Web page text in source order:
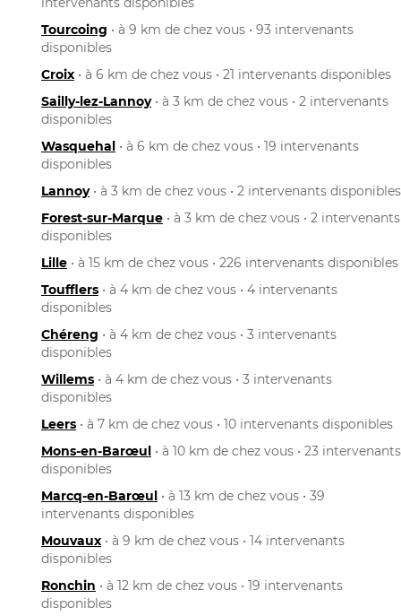
Tourcoing • à 9 km de chez vous • 93 intervenants
disponibles
Croix • à 6 km de chez vous • 21 intervenants disponibles
Sailly-lez-Lannoy• à 3 km de chez vous • 2 intervenants
disponibles
Wasquehal • à 6 km de chez vous • 19 intervenants
disponibles
Lannoy• à 3 km de chez vous • 2 intervenants disponibles
Forest-sur-Marque • à 3 km de chez vous • 2 intervenants
disponibles
Lille • à 15 km de chez vous • 226 intervenants disponibles
Toufflers • à 4 km de chez vous • 4 intervenants
disponibles
Chéreng • à 4 km de chez vous • 3 intervenants
disponibles
Willems • à 4 km de chez vous • 3 intervenants
disponibles
Leers • à 7 km de chez vous • 10 intervenants disponibles
Mons-en-Barœul • à 10 km de chez vous • 23 intervenants
disponibles
Marcq-en-Barœul • à 13 km de chez vous • 39
intervenants disponibles
Mouvaux • à 9 km de chez vous • 14 intervenants
disponibles
Ronchin • à 12 km de chez vous • 19 intervenants
disponibles